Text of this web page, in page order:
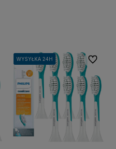
WYSYŁKA 24H
WYSYŁKA 24H
WYSYŁKA 24H Do